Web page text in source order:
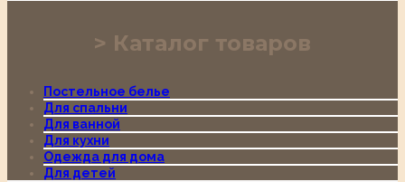
Каталог товаров
Постельное белье
Для спальни
Для ванной
Для кухни
Одежда для дома
Для детей